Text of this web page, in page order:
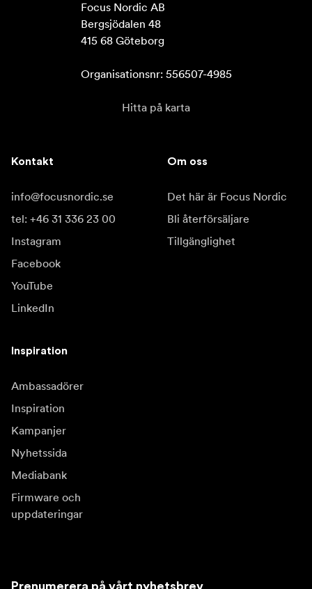
Focus Nordic AB
Bergsjödalen 48
415 68 Göteborg
Organisationsnr: 556507-4985
Hitta på karta
Kontakt
info@focusnordic.se
tel: +46 31 336 23 00
Instagram
Facebook
YouTube
LinkedIn
Om oss
Det här är Focus Nordic
Bli återförsäljare
Tillgänglighet
Inspiration
Ambassadörer
Inspiration
Kampanjer
Nyhetssida
Mediabank
Firmware och
uppdateringar
Prenumerera på vårt nyhetsbrev